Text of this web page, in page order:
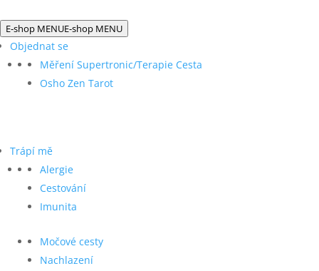
E-shop MENUE-shop MENU
Objednat se
Měření Supertronic/Terapie Cesta
Osho Zen Tarot
Trápí mě
Alergie
Cestování
Imunita
Močové cesty
Nachlazení